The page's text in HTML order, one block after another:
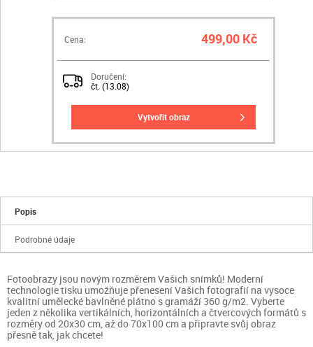
Cena: 499,00 Kč
Doručení:
čt. (13.08)
vytvořit obraz
Popis
Podrobné údaje
Fotoobrazy jsou novým rozměrem Vašich snímků! Moderní
technologie tisku umožňuje přenesení Vašich fotografií na vysoce
kvalitní umělecké bavlněné plátno s gramáží 360 g/m2. Vyberte
jeden z několika vertikálních, horizontálních a čtvercových formátů s
rozměry od 20x30 cm, až do 70x100 cm a připravte svůj obraz
přesně tak, jak chcete!